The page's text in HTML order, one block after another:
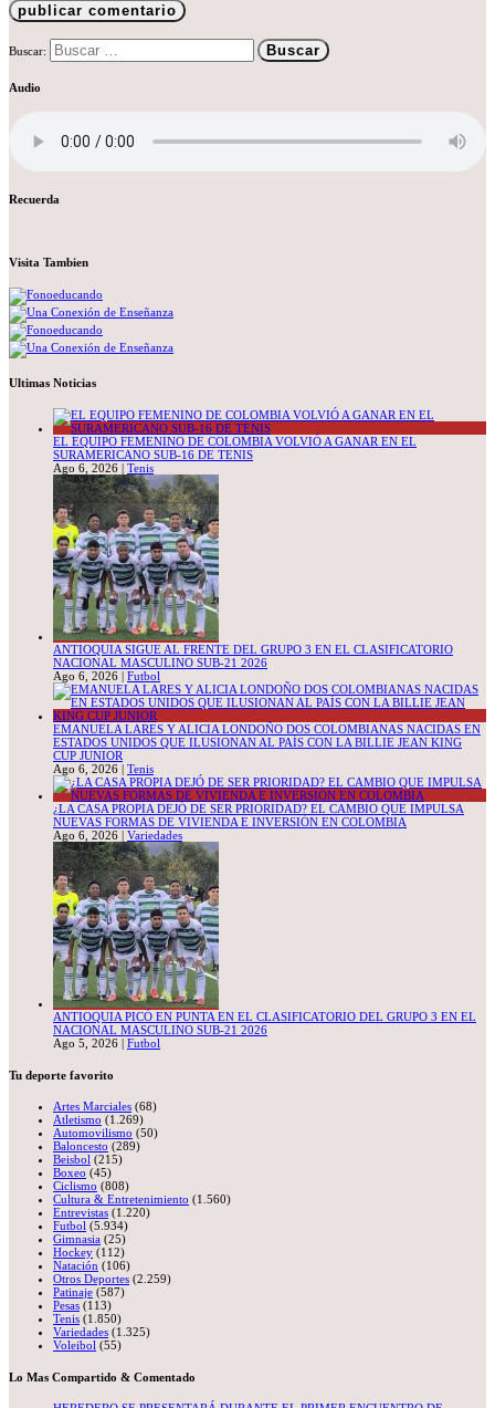
Buscar:
Audio
Recuerda
Visita Tambien
Ultimas Noticias
EL EQUIPO FEMENINO DE COLOMBIA VOLVIÓ A GANAR EN EL
SURAMERICANO SUB-16 DE TENIS
Ago 6, 2026 | Tenis
ANTIOQUIA SIGUE AL FRENTE DEL GRUPO 3 EN EL CLASIFICATORIO
NACIONAL MASCULINO SUB-21 2026
Ago 6, 2026 | Futbol
EMANUELA LARES Y ALICIA LONDOÑO DOS COLOMBIANAS NACIDAS EN
ESTADOS UNIDOS QUE ILUSIONAN AL PAÍS CON LA BILLIE JEAN KING
CUP JUNIOR
Ago 6, 2026 | Tenis
¿LA CASA PROPIA DEJÓ DE SER PRIORIDAD? EL CAMBIO QUE IMPULSA
NUEVAS FORMAS DE VIVIENDA E INVERSIÓN EN COLOMBIA
Ago 6, 2026 | Variedades
ANTIOQUIA PICÓ EN PUNTA EN EL CLASIFICATORIO DEL GRUPO 3 EN EL
NACIONAL MASCULINO SUB-21 2026
Ago 5, 2026 | Futbol
Tu deporte favorito
Artes Marciales (68)
Atletismo (1.269)
Automovilismo (50)
Baloncesto (289)
Beisbol (215)
Boxeo (45)
Ciclismo (808)
Cultura & Entretenimiento (1.560)
Entrevistas (1.220)
Futbol (5.934)
Gimnasia (25)
Hockey (112)
Natación (106)
Otros Deportes (2.259)
Patinaje (587)
Pesas (113)
Tenis (1.850)
Variedades (1.325)
Voleibol (55)
Lo Mas Compartido & Comentado